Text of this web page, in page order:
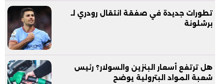
تطورات جديدة في صفقة انتقال رودري لـ
برشلونة
هل ترتفع أسعار البنزين والسولار؟ رئيس
شعبة المواد البترولية يوضح